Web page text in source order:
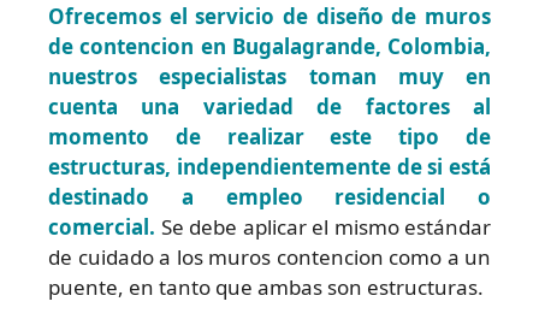
Ofrecemos el servicio de diseño de muros
de contencion en Bugalagrande, Colombia,
nuestros especialistas toman muy en
cuenta una variedad de factores al
momento de realizar este tipo de
estructuras, independientemente de si está
destinado a empleo residencial o
comercial. Se debe aplicar el mismo estándar
de cuidado a los muros contencion como a un
puente, en tanto que ambas son estructuras.